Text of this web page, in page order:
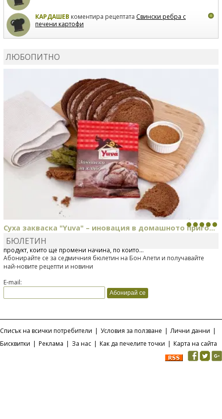
КАРДАШЕВ коментира рецептата Свински ребра с
печени картофи
ЛЮБОПИТНО
Суха закваска "Yuva" – иновация в домашното приго...
Отскоро Лесафр България стартира предлагането на изцяло нов
продукт, който ще промени начина, по който...
БЮЛЕТИН
Абонирайте се за седмичния бюлетин на Бон Апети и получавайте
най-новите рецепти и новини
E-mail:
Списък на всички потребители | Условия за ползване | Лични данни |
Бисквитки | Реклама | За нас | Как да печелите точки | Карта на сайта